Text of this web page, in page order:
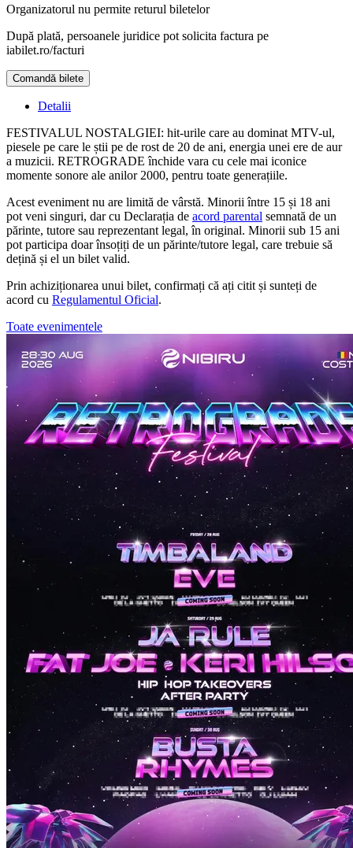
Organizatorul nu permite returul biletelor
După plată, persoanele juridice pot solicita factura pe
iabilet.ro/facturi
Comandă bilete
Detalii
FESTIVALUL NOSTALGIEI: hit-urile care au dominat MTV-ul,
piesele pe care le știi pe de rost de 20 de ani, energia unei ere de aur
a muzicii. RETROGRADE închide vara cu cele mai iconice
momente sonore ale anilor 2000, pentru toate generațiile.
Acest eveniment nu are limită de vârstă. Minorii între 15 și 18 ani
pot veni singuri, dar cu Declarația de acord parental semnată de un
părinte, tutore sau reprezentant legal, în original. Minorii sub 15 ani
pot participa doar însoțiți de un părinte/tutore legal, care trebuie să
dețină și el un bilet valid.
Prin achiziționarea unui bilet, confirmați că ați citit și sunteți de
acord cu Regulamentul Oficial.
Toate evenimentele